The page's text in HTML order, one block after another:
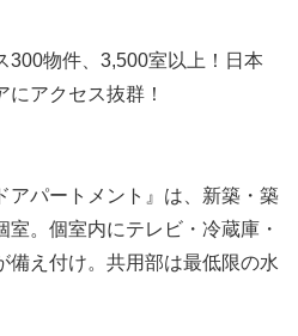
300物件、3,500室以上！日本
アクセス抜群！
アパートメント』は、新築・築
。個室内にテレビ・冷蔵庫・
備え付け。共用部は最低限の水